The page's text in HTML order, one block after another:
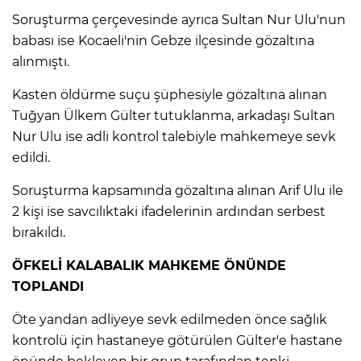
Soruşturma çerçevesinde ayrıca Sultan Nur Ulu'nun
babası ise Kocaeli'nin Gebze ilçesinde gözaltına
alınmıştı.
Kasten öldürme suçu şüphesiyle gözaltına alınan
Tuğyan Ülkem Gülter tutuklanma, arkadaşı Sultan
Nur Ulu ise adli kontrol talebiyle mahkemeye sevk
edildi.
Soruşturma kapsamında gözaltına alınan Arif Ulu ile
2 kişi ise savcılıktaki ifadelerinin ardından serbest
bırakıldı.
ÖFKELİ KALABALIK MAHKEME ÖNÜNDE
TOPLANDI
Öte yandan adliyeye sevk edilmeden önce sağlık
kontrolü için hastaneye götürülen Gülter'e hastane